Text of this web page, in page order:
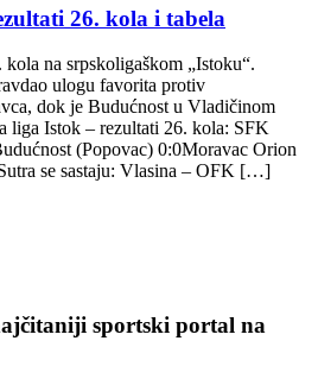
26. kola i tabela
na srpskoligaškom „Istoku“.
ulogu favorita protiv
dok je Budućnost u Vladičinom
liga Istok – rezultati 26. kola: SFK
(Popovac) 0:0Moravac Orion
se sastaju: Vlasina – OFK […]
sportski portal na